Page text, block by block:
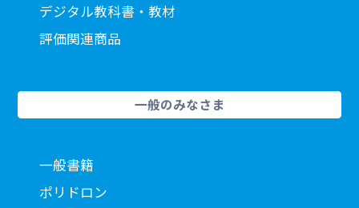
デジタル教科書・教材
評価関連商品
一般のみなさま
一般書籍
ポリドロン